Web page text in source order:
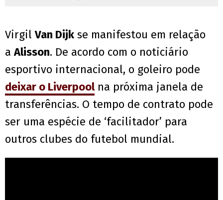
VirgilVan Dijk se manifestou em relação
aAlisson. De acordo com o noticiário
esportivo internacional, o goleiro pode
deixar o Liverpoolna próxima janela de
transferências. O tempo de contrato pode
ser uma espécie de ‘facilitador’ para
outros clubes do futebol mundial.